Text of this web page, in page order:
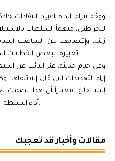
ووجّه بيرام الداه اعبيد
للحراطين، متهماً السلطات
زينه، وإقصائهم من المناصب
تعبيره، لبعض الخطابات الدينية بتكريس هيمنة فكرية عليهم.
وفي ختام حديثه، عبّر النائب عن
إزاء التهديدات التي قال إنه
إستا جالو، معتبراً أن هذا
أداء السلطة التنفيذية أمام خطورة الوضع القائم.
مقالات وأخبار قد تعجبك